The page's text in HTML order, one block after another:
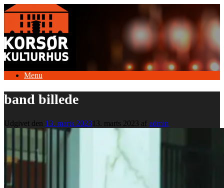
Gå
indhold
Menu
band billede
Udgivet den 13. marts 2023 13. marts 2023 af admin